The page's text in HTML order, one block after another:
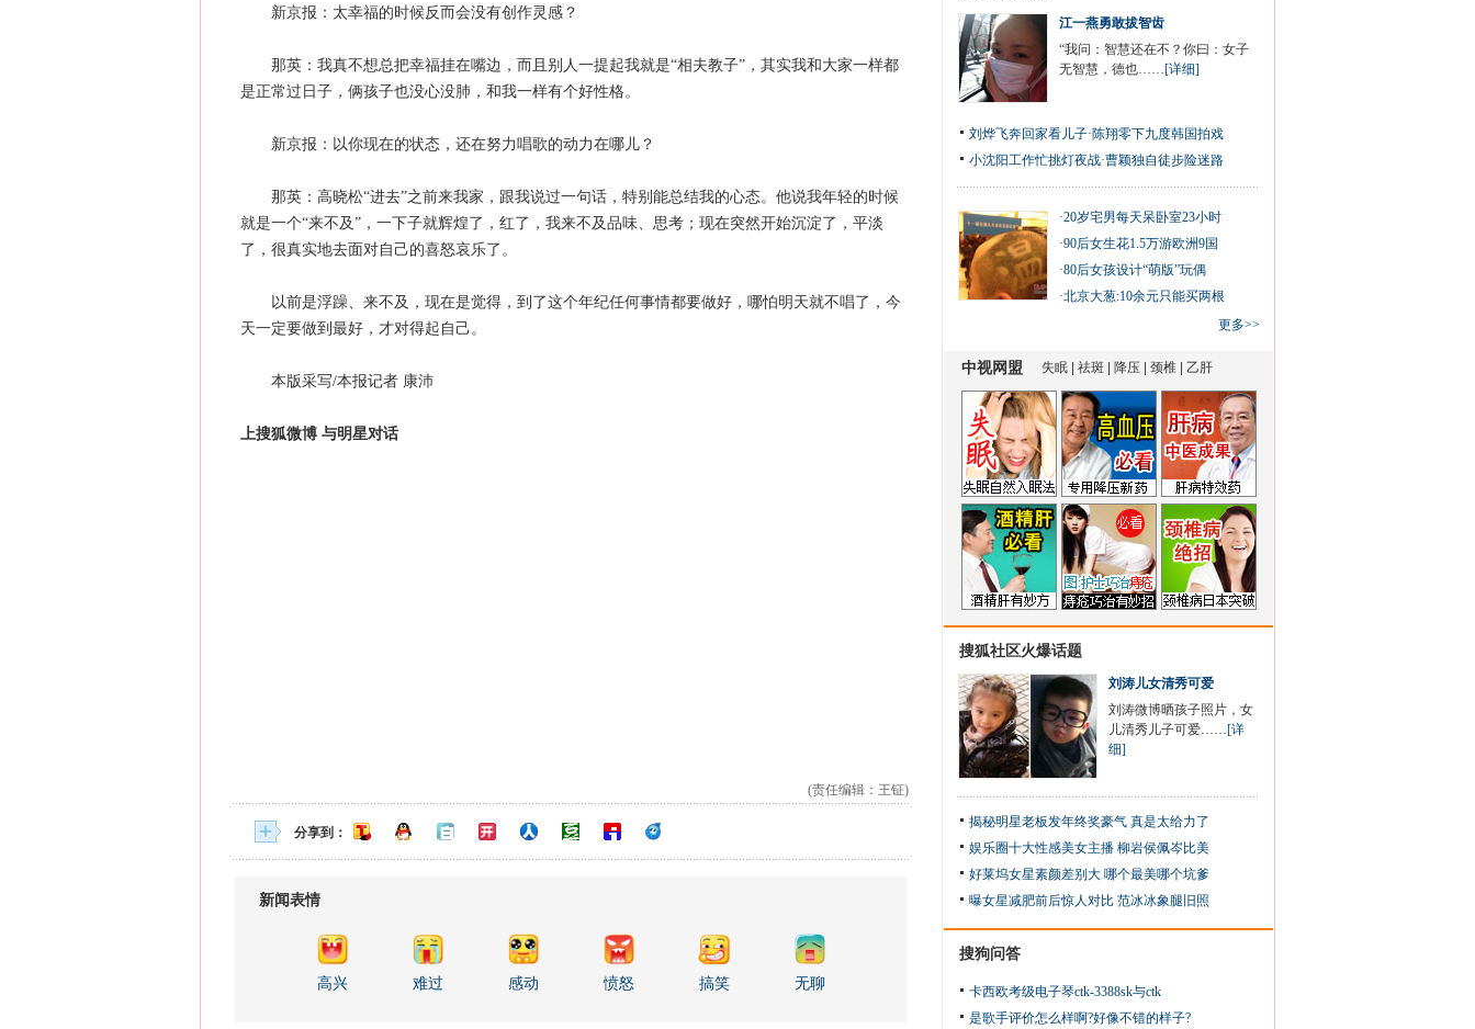
新京报：太幸福的时候反而会没有创作灵感？
那英：我真不想总把幸福挂在嘴边，而且别人一提起我就是“相夫教子”，其实我和大家一样都
是正常过日子，俩孩子也没心没肺，和我一样有个好性格。
新京报：以你现在的状态，还在努力唱歌的动力在哪儿？
那英：高晓松“进去”之前来我家，跟我说过一句话，特别能总结我的心态。他说我年轻的时候
就是一个“来不及”，一下子就辉煌了，红了，我来不及品味、思考；现在突然开始沉淀了，平淡
了，很真实地去面对自己的喜怒哀乐了。
以前是浮躁、来不及，现在是觉得，到了这个年纪任何事情都要做好，哪怕明天就不唱了，今
天一定要做到最好，才对得起自己。
本版采写/本报记者 康沛
上搜狐微博 与明星对话
(责任编辑：王钲)
分享到：
新闻表情
高兴 难过 感动 愤怒 搞笑 无聊
江一燕勇敢拔智齿
“我问：智慧还在不？你曰：女子
无智慧，德也……[详细]
刘烨飞奔回家看儿子·陈翔零下九度韩国拍戏
小沈阳工作忙挑灯夜战·曹颖独自徒步险迷路
·20岁宅男每天呆卧室23小时
·90后女生花1.5万游欧洲9国
·80后女孩设计“萌版”玩偶
·北京大葱:10余元只能买两根
更多>>
搜狐社区火爆话题
刘涛儿女清秀可爱
刘涛微博晒孩子照片，女
儿清秀儿子可爱……[详
细]
揭秘明星老板发年终奖豪气 真是太给力了
娱乐圈十大性感美女主播 柳岩侯佩岑比美
好莱坞女星素颜差别大 哪个最美哪个坑爹
曝女星减肥前后惊人对比 范冰冰象腿旧照
搜狗问答
卡西欧考级电子琴ctk-3388sk与ctk
是歌手评价怎么样啊?好像不错的样子?